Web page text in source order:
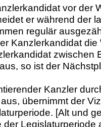
vor der
er während der
regulär
Kanzlerkandidat die
zwischen
so ist der
Kanzler
übernimmt der
[Alt und
der Legislaturperiode